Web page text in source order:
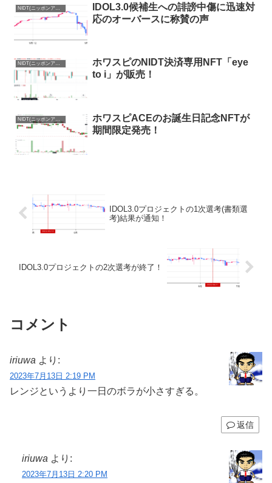
IDOL3.0候補生への誹謗中傷に迅速対
応のオーバースに称賛の声
NIDT(ニッポンアイドルトークン)まとめ
ホワスピのNIDT決済専用NFT「eye
to i」が販売！
NIDT(ニッポンアイドルトークン)まとめ
ホワスピACEのお誕生日記念NFTが
期間限定発売！
IDOL3.0プロジェクトの1次選考(書類選
考)結果が通知！
IDOL3.0プロジェクトの2次選考が終了！
コメント
iriuwa より:
2023年7月13日 2:19 PM
レンジというより一日のボラが小さすぎる。
返信
iriuwa より:
2023年7月13日 2:20 PM